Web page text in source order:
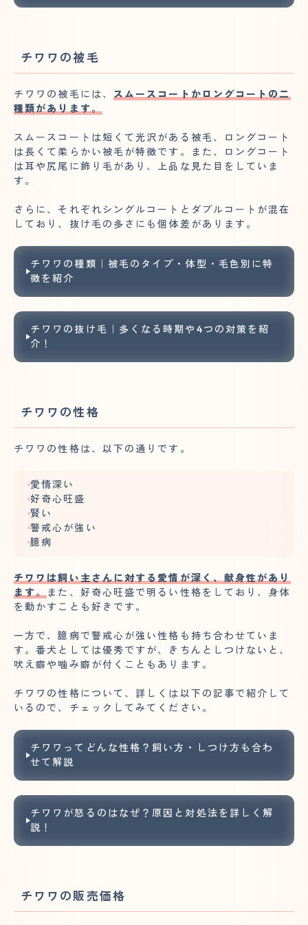
チワワの被毛
チワワの被毛には、 スムースコートかロングコートの二
種類があります。
スムースコートは短くて光沢がある被毛、ロングコート
は長くて柔らかい被毛が特徴です。また、ロングコート
は耳や尻尾に飾り毛があり、上品な見た目をしていま
す。
さらに、それぞれシングルコートとダブルコートが混在
しており、抜け毛の多さにも個体差があります。
チワワの種類｜被毛のタイプ・体型・毛色別に特
徴を紹介
チワワの抜け毛｜多くなる時期や4つの対策を紹
介！
チワワの性格
チワワの性格は、以下の通りです。
愛情深い
好奇心旺盛
賢い
警戒心が強い
臆病
チワワは飼い主さんに対する愛情が深く、献身性があり
ます。 また、好奇心旺盛で明るい性格をしており、身体
を動かすことも好きです。
一方で、臆病で警戒心が強い性格も持ち合わせていま
す。番犬としては優秀ですが、きちんとしつけないと、
吠え癖や噛み癖が付くこともあります。
チワワの性格について、詳しくは以下の記事で紹介して
いるので、チェックしてみてください。
チワワってどんな性格？飼い方・しつけ方も合わ
せて解説
チワワが怒るのはなぜ？原因と対処法を詳しく解
説！
チワワの販売価格